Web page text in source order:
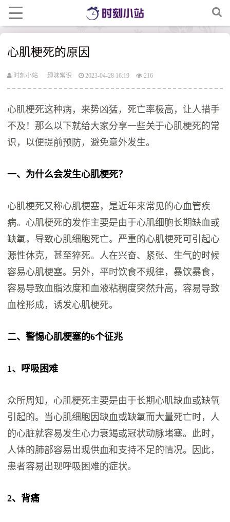
心肌梗死的原因
时刻小站 趣味常识 2023-04-28 16:19 216
心肌梗死这种病，来势凶猛，死亡率极高，让人措手
不及！那么以下就给大家分享一些关于心肌梗死的常
识，以便提前预防，避免意外发生。
一、为什么会发生心肌梗死？
心肌梗死又称心肌梗塞，是近年来常见的心血管疾
病。心肌梗死的发作主要是由于心肌细胞长期缺血或
缺氧，导致心肌细胞死亡。严重的心肌梗死可引起心
源性休克，甚至猝死。人在兴奋、紧张、生气的时候
容易心肌梗塞。另外，平时饮食不规律，暴饮暴食，
容易导致血脂浓度和血液粘稠度突然升高，容易导致
血栓形成，诱发心肌梗死。
二、警惕心肌梗塞的6个征兆
1、呼吸困难
众所周知，心肌梗死主要是由于长期心肌缺血或缺氧
引起的。当心肌细胞因缺血或缺氧而大量死亡时，人
的心脏就容易发生心力衰竭或冠状动脉堵塞。此时，
人体的肺部容易出现供血和支持不足的情况。因此，
患者容易出现呼吸困难的症状。
2、背痛